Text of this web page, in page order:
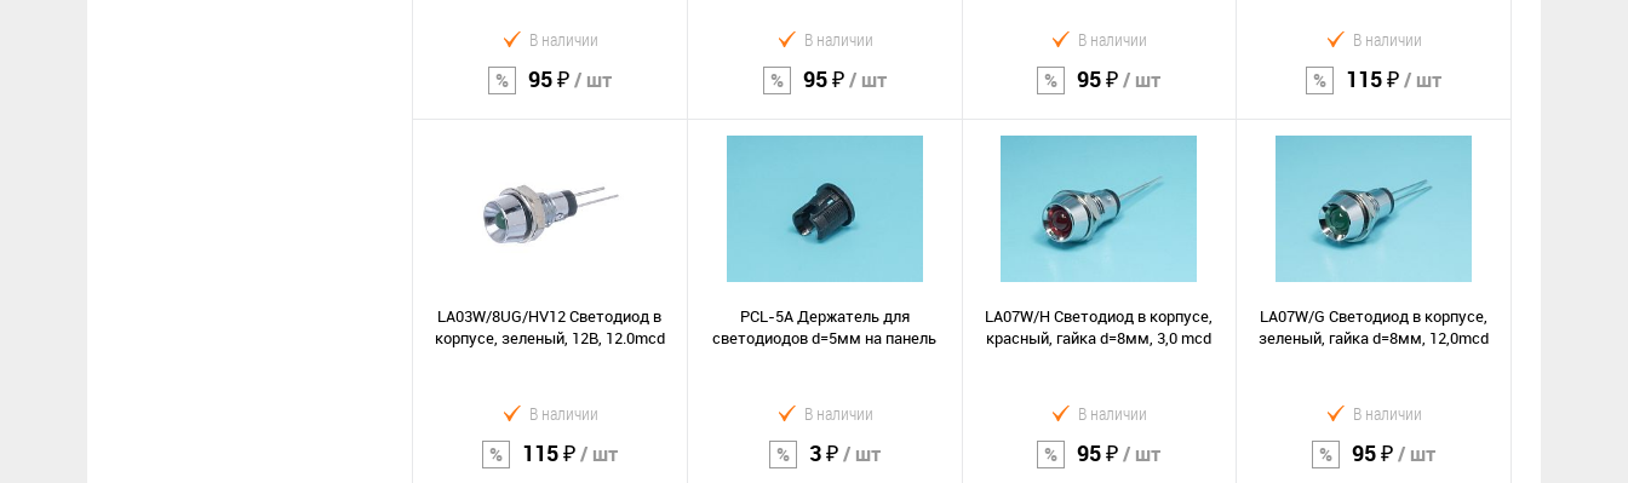
В наличии
95 ₽/ шт
В корзину
Сравнение
В наличии
95 ₽/ шт
В корзину
Сравнение
В наличии
95 ₽/ шт
В корзину
Сравнение
В наличии
115 ₽/ шт
В корзину
Сравнение
LA03W/8UG/HV12 Светодиод в
корпусе, зеленый, 12В, 12.0mcd
В наличии
115 ₽/ шт
PCL-5A Держатель для
светодиодов d=5мм на панель
В наличии
3 ₽/ шт
LA07W/H Светодиод в корпусе,
красный, гайка d=8мм, 3,0 mcd
В наличии
95 ₽/ шт
LA07W/G Светодиод в корпусе,
зеленый, гайка d=8мм, 12,0mcd
В наличии
95 ₽/ шт